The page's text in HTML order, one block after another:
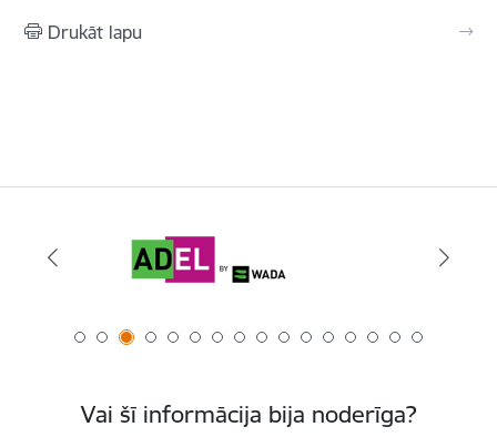
Drukāt lapu
Vai šī informācija bija noderīga?